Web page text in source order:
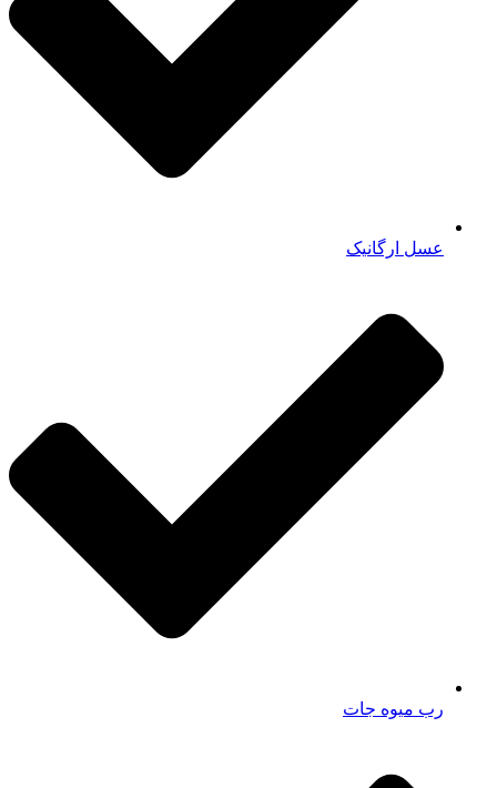
عسل ارگانیک
رب میوه جات